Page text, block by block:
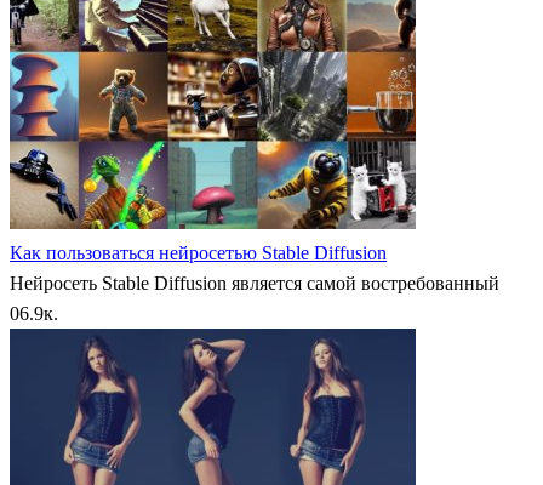
Как пользоваться нейросетью Stable Diffusion
Нейросеть Stable Diffusion является самой востребованный
06.9к.